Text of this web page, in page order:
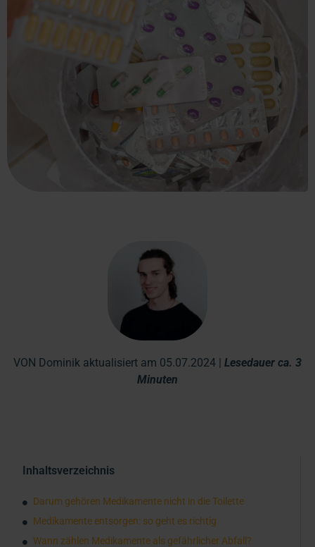
VON Dominik aktualisiert am 05.07.2024 | Lesedauer ca. 3
Minuten
Inhaltsverzeichnis
Darum gehören Medikamente nicht in die Toilette
Medikamente entsorgen: so geht es richtig
Wann zählen Medikamente als gefährlicher Abfall?